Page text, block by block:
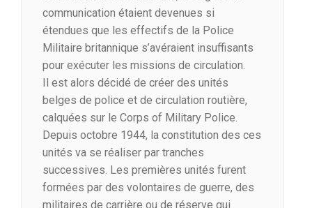
communication étaient devenues si
étendues que les effectifs de la Police
Militaire britannique s’avéraient insuffisants
pour exécuter les missions de circulation.
Il est alors décidé de créer des unités
belges de police et de circulation routière,
calquées sur le Corps of Military Police.
Depuis octobre 1944, la constitution des ces
unités va se réaliser par tranches
successives. Les premières unités furent
formées par des volontaires de guerre, des
militaires de carrière ou de réserve qui